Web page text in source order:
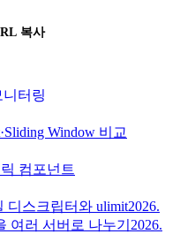
복사
니터링
Window 비교
컴포넌트
디스크립터와 ulimit2026.
여러 서버로 나누기 2026.